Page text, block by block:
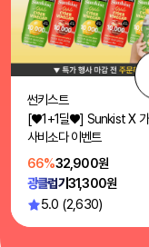
썬키스트
[♥1+1딜♥] Sunkist X 가
사비소다 이벤트
66%32,900원
광클럽가31,300원
5.0 (2,630)